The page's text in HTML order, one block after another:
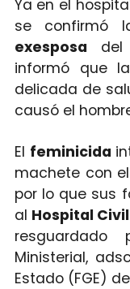
Ya en el
se confirmó
exesposa
informó que
delicada de
causó el
El feminicida
machete con
por lo que sus
al Hospital Civil
Ministerial,
Estado (FGE)